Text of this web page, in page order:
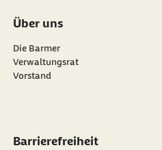
Über uns
Die Barmer
Verwaltungsrat
Vorstand
Barrierefreiheit